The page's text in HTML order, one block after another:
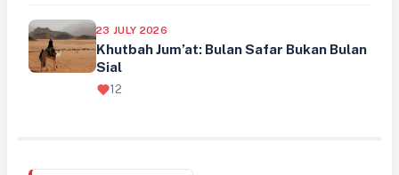
23 JULY 2026
Khutbah Jum’at: Bulan Safar Bukan Bulan
Sial
12